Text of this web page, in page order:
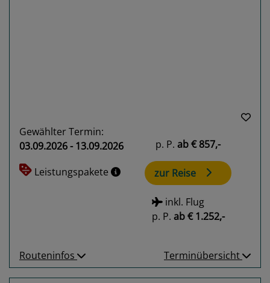
Gewählter Termin:
03.09.2026 - 13.09.2026
Leistungspakete
p. P. ab€ 857,-
zur Reise
inkl. Flug
p. P. ab€ 1.252,-
Routeninfos Terminübersicht